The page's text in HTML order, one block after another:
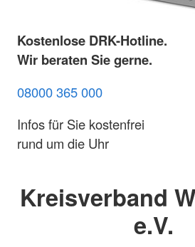
Kostenlose DRK-Hotline.
Wir beraten Sie gerne.
08000 365 000
Infos für Sie kostenfrei
rund um die Uhr
Kreisverband
e.V.